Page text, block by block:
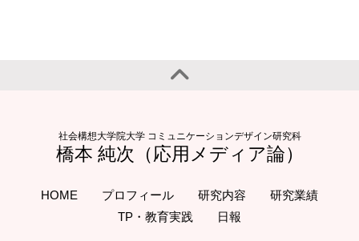
社会構想大学院大学 コミュニケーションデザイン研究科
橋本 純次（応用メディア論）
HOME プロフィール 研究内容
研究業績
TP・教育実践
日報